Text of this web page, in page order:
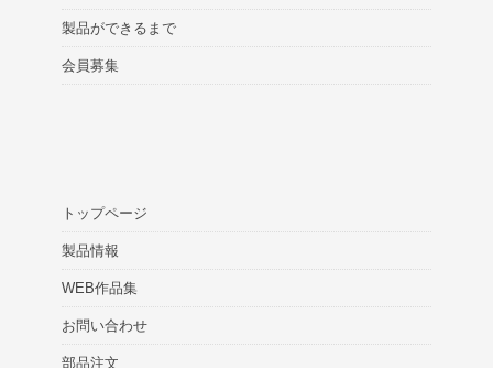
製品ができるまで
会員募集
トップページ
製品情報
WEB作品集
お問い合わせ
部品注文